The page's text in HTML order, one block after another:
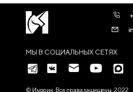
МЫ В СОЦИАЛЬНЫХ СЕТЯХ
© Индрик. Все права защищены, 2022